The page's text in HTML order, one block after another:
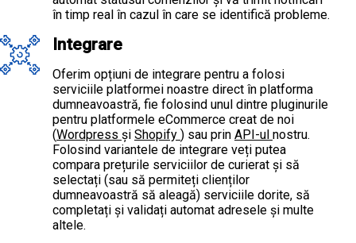
în timp real în cazul în care se identifică probleme.
Integrare
Oferim opțiuni de integrare pentru a folosi
serviciile platformei noastre direct în platforma
dumneavoastră, fie folosind unul dintre pluginurile
pentru platformele eCommerce creat de noi
(Wordpress și Shopify ) sau prin API-ul nostru.
Folosind variantele de integrare veți putea
compara prețurile serviciilor de curierat și să
selectați (sau să permiteți clienților
dumneavoastră să aleagă) serviciile dorite, să
completați și validați automat adresele și multe
altele.